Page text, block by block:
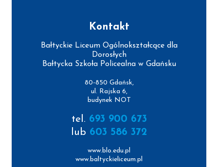
Kontakt
Bałtyckie Liceum Ogólnokształcące dla
Dorosłych
Bałtycka Szkoła Policealna w Gdańsku
80-850 Gdańsk,
ul. Rajska 6,
budynek NOT
tel. 693 900 673
lub 603 586 372
www.blo.edu.pl
www.baltyckieliceum.pl